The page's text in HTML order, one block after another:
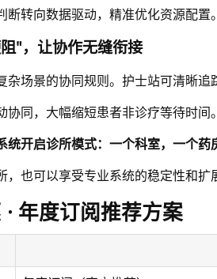
断转向数据驱动，精准优化资源配置。
"，让协作无缝衔接
杂场景的协同规则。护士站可清晰
协同，大幅缩短患者非诊疗等待时间。
统开启诊所模式：一个科室，一个药
，也可以享受专业系统的稳定性和扩
· 年度订阅推荐方案